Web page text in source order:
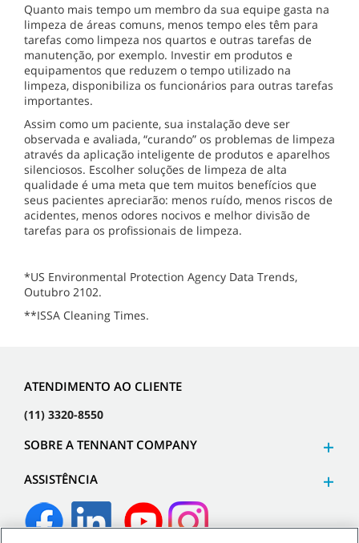
Quanto mais tempo um membro da sua equipe gasta na
limpeza de áreas comuns, menos tempo eles têm para
tarefas como limpeza nos quartos e outras tarefas de
manutenção, por exemplo. Investir em produtos e
equipamentos que reduzem o tempo utilizado na
limpeza, disponibiliza os funcionários para outras tarefas
importantes.
Assim como um paciente, sua instalação deve ser
observada e avaliada, “curando” os problemas de limpeza
através da aplicação inteligente de produtos e aparelhos
silenciosos. Escolher soluções de limpeza de alta
qualidade é uma meta que tem muitos benefícios que
seus pacientes apreciarão: menos ruído, menos riscos de
acidentes, menos odores nocivos e melhor divisão de
tarefas para os profissionais de limpeza.
*US Environmental Protection Agency Data Trends,
Outubro 2102.
**ISSA Cleaning Times.
ATENDIMENTO AO CLIENTE
(11) 3320-8550
SOBRE A TENNANT COMPANY
ASSISTÊNCIA